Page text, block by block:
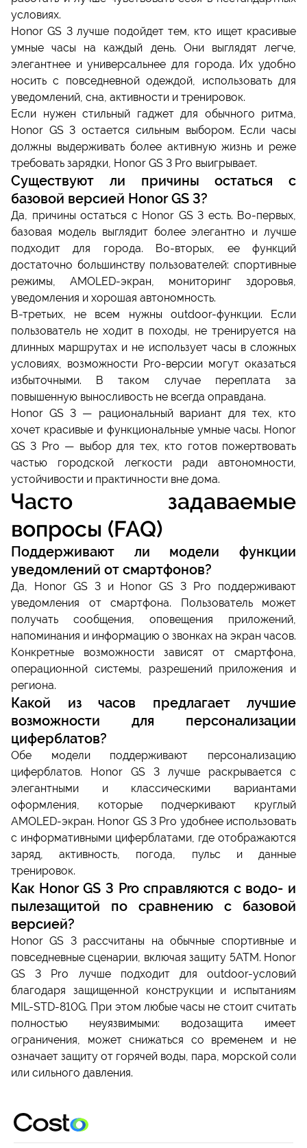
условиях.
Honor GS 3 лучше подойдет тем, кто ищет красивые
умные часы на каждый день. Они выглядят легче,
элегантнее и универсальнее для города. Их удобно
носить с повседневной одеждой, использовать для
уведомлений, сна, активности и тренировок.
Если нужен стильный гаджет для обычного ритма,
Honor GS 3 остается сильным выбором. Если часы
должны выдерживать более активную жизнь и реже
требовать зарядки, Honor GS 3 Pro выигрывает.
Существуют ли причины остаться с
базовой версией Honor GS 3?
Да, причины остаться с Honor GS 3 есть. Во-первых,
базовая модель выглядит более элегантно и лучше
подходит для города. Во-вторых, ее функций
достаточно большинству пользователей: спортивные
режимы, AMOLED-экран, мониторинг здоровья,
уведомления и хорошая автономность.
В-третьих, не всем нужны outdoor-функции. Если
пользователь не ходит в походы, не тренируется на
длинных маршрутах и не использует часы в сложных
условиях, возможности Pro-версии могут оказаться
избыточными. В таком случае переплата за
повышенную выносливость не всегда оправдана.
Honor GS 3 — рациональный вариант для тех, кто
хочет красивые и функциональные умные часы. Honor
GS 3 Pro — выбор для тех, кто готов пожертвовать
частью городской легкости ради автономности,
устойчивости и практичности вне дома.
Часто задаваемые
вопросы (FAQ)
Поддерживают ли модели функции
уведомлений от смартфонов?
Да, Honor GS 3 и Honor GS 3 Pro поддерживают
уведомления от смартфона. Пользователь может
получать сообщения, оповещения приложений,
напоминания и информацию о звонках на экран часов.
Конкретные возможности зависят от смартфона,
операционной системы, разрешений приложения и
региона.
Какой из часов предлагает лучшие
возможности для персонализации
циферблатов?
Обе модели поддерживают персонализацию
циферблатов. Honor GS 3 лучше раскрывается с
элегантными и классическими вариантами
оформления, которые подчеркивают круглый
AMOLED-экран. Honor GS 3 Pro удобнее использовать
с информативными циферблатами, где отображаются
заряд, активность, погода, пульс и данные
тренировок.
Как Honor GS 3 Pro справляются с водо- и
пылезащитой по сравнению с базовой
версией?
Honor GS 3 рассчитаны на обычные спортивные и
повседневные сценарии, включая защиту 5ATM. Honor
GS 3 Pro лучше подходит для outdoor-условий
благодаря защищенной конструкции и испытаниям
MIL-STD-810G. При этом любые часы не стоит считать
полностью неуязвимыми: водозащита имеет
ограничения, может снижаться со временем и не
означает защиту от горячей воды, пара, морской соли
или сильного давления.